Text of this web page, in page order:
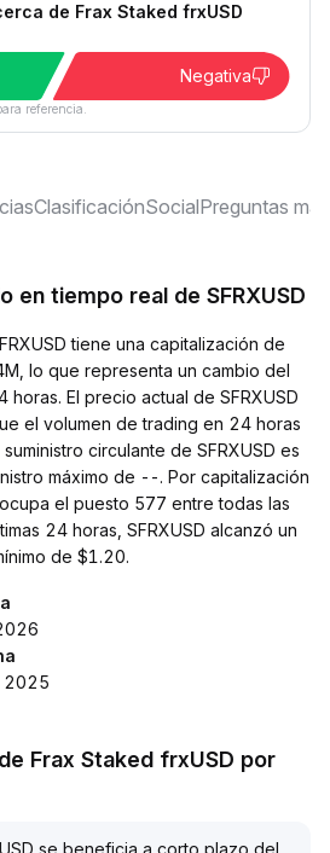
de Frax Staked frxUSD
Negativa
referencia.
ClasificaciónSocialPreguntas
en tiempo real de SFRXUSD
tiene una capitalización de
lo que representa un cambio del
horas. El precio actual de SFRXUSD
el volumen de trading en 24 horas
circulante de SFRXUSD es
máximo de --. Por capitalización
el puesto 577 entre todas las
24 horas, SFRXUSD alcanzó un
de $1.20.
2025
Frax Staked frxUSD por
se beneficia a corto plazo del